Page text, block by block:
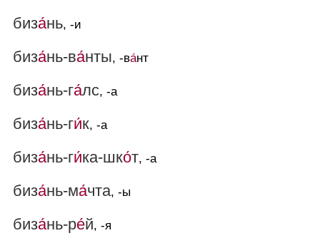
биза́нь, -и
биза́нь-ва́нты, -ва́нт
биза́нь-га́лс, -а
биза́нь-ги́к, -а
биза́нь-ги́ка-шко́т, -а
биза́нь-ма́чта, -ы
биза́нь-ре́й, -я